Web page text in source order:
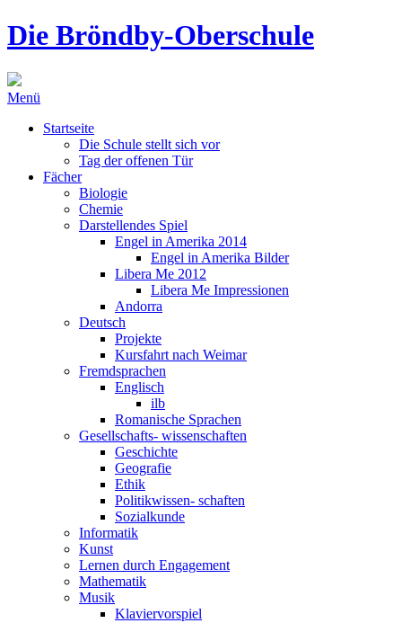
Die Bröndby-Oberschule
Menü
Startseite
Die Schule stellt sich vor
Tag der offenen Tür
Fächer
Biologie
Chemie
Darstellendes Spiel
Engel in Amerika 2014
Engel in Amerika Bilder
Libera Me 2012
Libera Me Impressionen
Andorra
Deutsch
Projekte
Kursfahrt nach Weimar
Fremdsprachen
Englisch
ilb
Romanische Sprachen
Gesellschafts- wissenschaften
Geschichte
Geografie
Ethik
Politikwissen- schaften
Sozialkunde
Informatik
Kunst
Lernen durch Engagement
Mathematik
Musik
Klaviervorspiel